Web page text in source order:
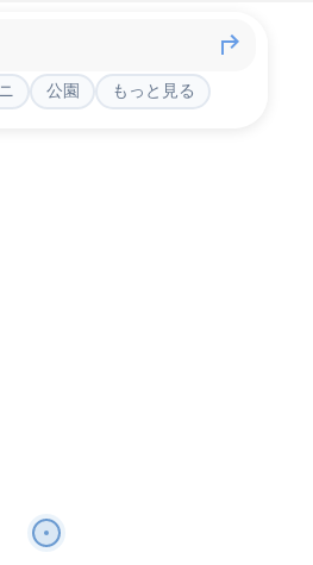
公園 もっと見る